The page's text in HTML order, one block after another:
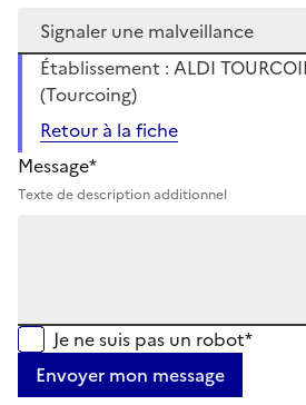
Établissement : ALDI
(Tourcoing)
Retour à la fiche
Message*
Texte de description additionnel
Je ne suis pas un robot*
Envoyer mon message